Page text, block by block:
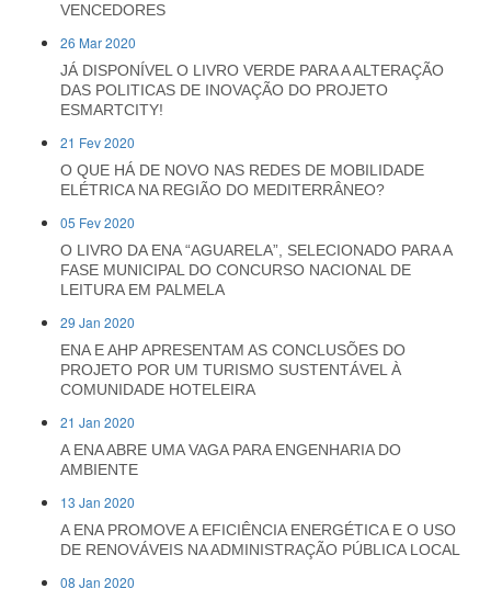
VENCEDORES
26 Mar 2020
JÁ DISPONÍVEL O LIVRO VERDE PARA A ALTERAÇÃO
DAS POLITICAS DE INOVAÇÃO DO PROJETO
ESMARTCITY!
21 Fev 2020
O QUE HÁ DE NOVO NAS REDES DE MOBILIDADE
ELÉTRICA NA REGIÃO DO MEDITERRÂNEO?
05 Fev 2020
O LIVRO DA ENA “AGUARELA”, SELECIONADO PARA A
FASE MUNICIPAL DO CONCURSO NACIONAL DE
LEITURA EM PALMELA
29 Jan 2020
ENA E AHP APRESENTAM AS CONCLUSÕES DO
PROJETO POR UM TURISMO SUSTENTÁVEL À
COMUNIDADE HOTELEIRA
21 Jan 2020
A ENA ABRE UMA VAGA PARA ENGENHARIA DO
AMBIENTE
13 Jan 2020
A ENA PROMOVE A EFICIÊNCIA ENERGÉTICA E O USO
DE RENOVÁVEIS NA ADMINISTRAÇÃO PÚBLICA LOCAL
08 Jan 2020